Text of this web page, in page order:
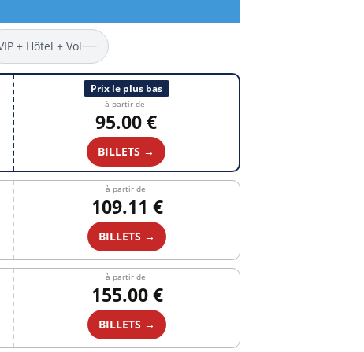
+ Hôtel + Vol
Prix le plus bas
à partir de
95.00 €
BILLETS →
à partir de
109.11 €
BILLETS →
à partir de
155.00 €
BILLETS →